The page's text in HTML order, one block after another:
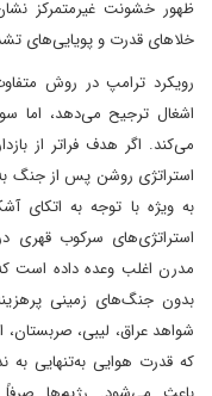
ظهور خشونت غیرمتمرکز
خلاهای قدرت و پویایی‌های
رویکرد ترامپ در روش
اشغال ترجیح می‌دهد، اما
می‌کند. اگر هدف فراتر از
استراتژی روشن پس از جنگ
به ویژه با توجه به اتکای
استراتژی‌های سرکوب قهری
مدرن اغلب وعده داده است
بدون جنگ‌های زمینی
شواهد عراق، لیبی،
که قدرت هوایی به‌تنهایی